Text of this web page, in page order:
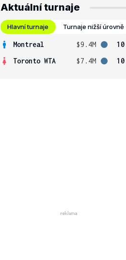
Aktuální turnaje
Hlavní turnaje Turnaje nižší úrovně
Montreal $9.4M
10
Toronto WTA
$7.4M 10